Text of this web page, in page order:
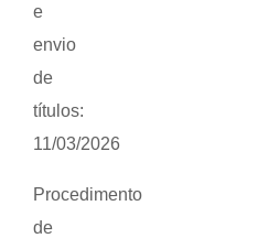
e
envio
de
títulos:
11/03/2026
Procedimento
de